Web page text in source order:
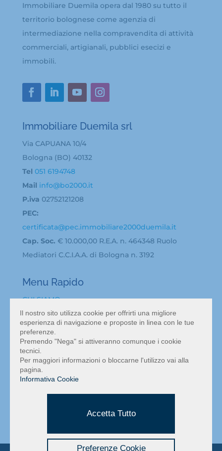
Immobiliare Duemila opera dal 1980 su tutto il
territorio bolognese come agenzia di
intermediazione nella compravendita di attività
commerciali, artigianali, pubblici esecizi e
immobili.
Immobiliare Duemila srl
Via CAPUANA 10/4
Bologna (BO) 40132
Tel 051 6194748
Mail info@bo2000.it
P.iva 02752121208
PEC:
certificata@pec.immobiliare2000duemila.it
Cap. Soc. € 10.000,00 R.E.A. n. 464348 Ruolo
Mediatori C.C.I.A.A. di Bologna n. 3192
Menu Rapido
CHI SIAMO
BACHECA ANNUNCI
ATTIVITA’ IN VENDITA A BOLOGNA
VALUTAZIONE ATTIVITÀ COMMERCIALE BOLOGNA
NEWS
CONTATTI
MAPPA DEL SITO
INFORMATIVA PRIVACY
Il nostro sito utilizza cookie per offrirti una migliore
esperienza di navigazione e proposte in linea con le tue
preferenze.
Premendo "Nega" si attiveranno comunque i cookie
tecnici.
Per maggiori informazioni o bloccarne l'utilizzo vai alla
pagina.
Informativa Cookie
Accetta Tutto
Preferenze Cookie